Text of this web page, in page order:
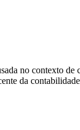
no contexto
da